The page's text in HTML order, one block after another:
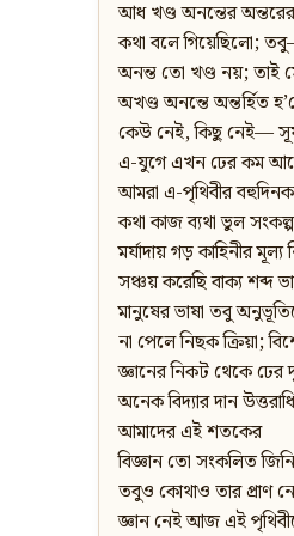
আধ খণ্ড অনন্তের
কথা বলে গিয়েছিলো;
অনন্ত তো খণ্ড নয়; তাই
অখণ্ড অনন্তে অন্তৰ্হিত
কেউ নেই, কিছু নেই—
এ-যুগে এখন ঢের কম
আমরা এ-পৃথিবীর
কথা কাজ ব্যথা ভুল সংকল্প
মর্যাদায় গড় কাহিনীর
সঞ্চয় করেছি বাক্য শব্দ
মানুষের ভাষা তবু
না পেলে নিছক ক্রিয়া;
জ্ঞানের নিকট থেকে ঢের
অনেক বিদ্যার দান
আমাদের এই শতকের
বিজ্ঞান তো সংকলিত
তবুও কোথাও তার প্রাণ
জ্ঞান নেই আজ এই